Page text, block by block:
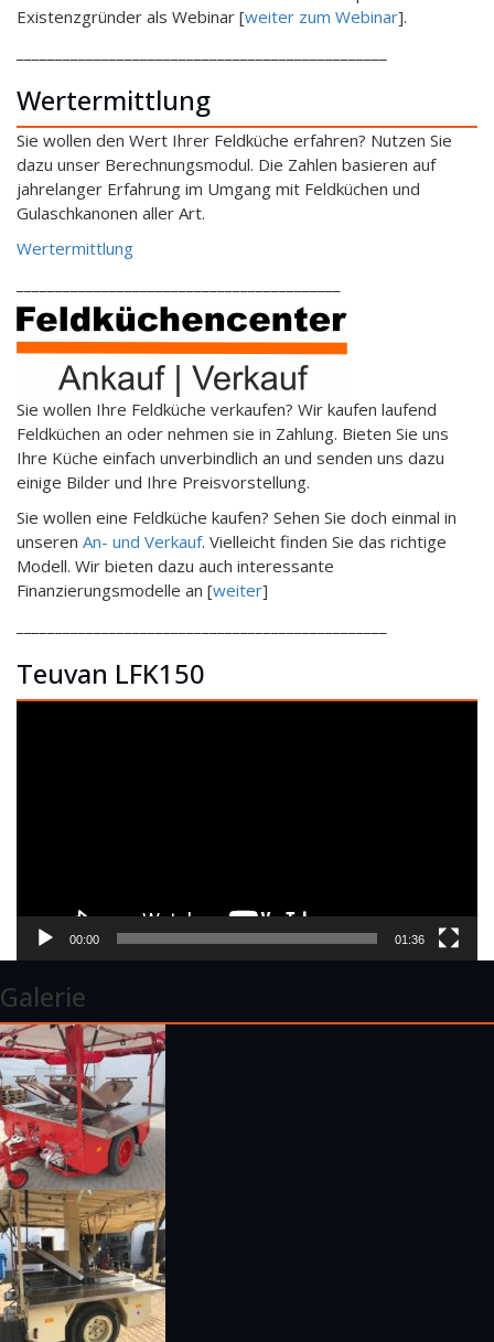
Existenzgründer als Webinar [weiter zum Webinar].
Wertermittlung
Sie wollen den Wert Ihrer Feldküche erfahren? Nutzen Sie
dazu unser Berechnungsmodul. Die Zahlen basieren auf
jahrelanger Erfahrung im Umgang mit Feldküchen und
Gulaschkanonen aller Art.
Wertermittlung
Sie wollen Ihre Feldküche verkaufen? Wir kaufen laufend
Feldküchen an oder nehmen sie in Zahlung. Bieten Sie uns
Ihre Küche einfach unverbindlich an und senden uns dazu
einige Bilder und Ihre Preisvorstellung.
Sie wollen eine Feldküche kaufen? Sehen Sie doch einmal in
unseren An- und Verkauf. Vielleicht finden Sie das richtige
Modell. Wir bieten dazu auch interessante
Finanzierungsmodelle an [weiter]
Teuvan LFK150
00:00 01:36
Galerie